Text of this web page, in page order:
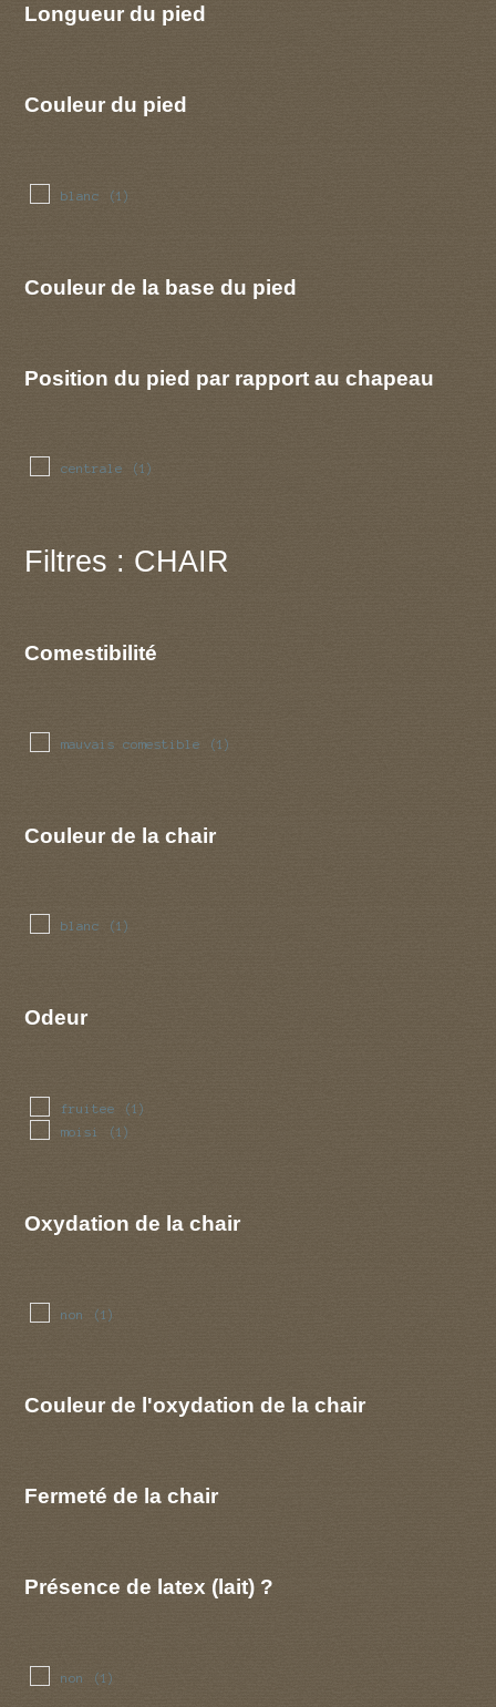
Longueur du pied
Couleur du pied
blanc (1)
Couleur de la base du pied
Position du pied par rapport au chapeau
centrale (1)
Filtres : CHAIR
Comestibilité
mauvais comestible (1)
Couleur de la chair
blanc (1)
Odeur
fruitee (1)
moisi (1)
Oxydation de la chair
non (1)
Couleur de l'oxydation de la chair
Fermeté de la chair
Présence de latex (lait) ?
non (1)